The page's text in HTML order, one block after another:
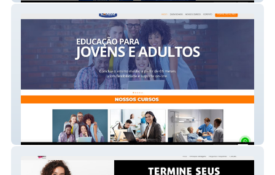
EXATTUS LIVRAMENTO